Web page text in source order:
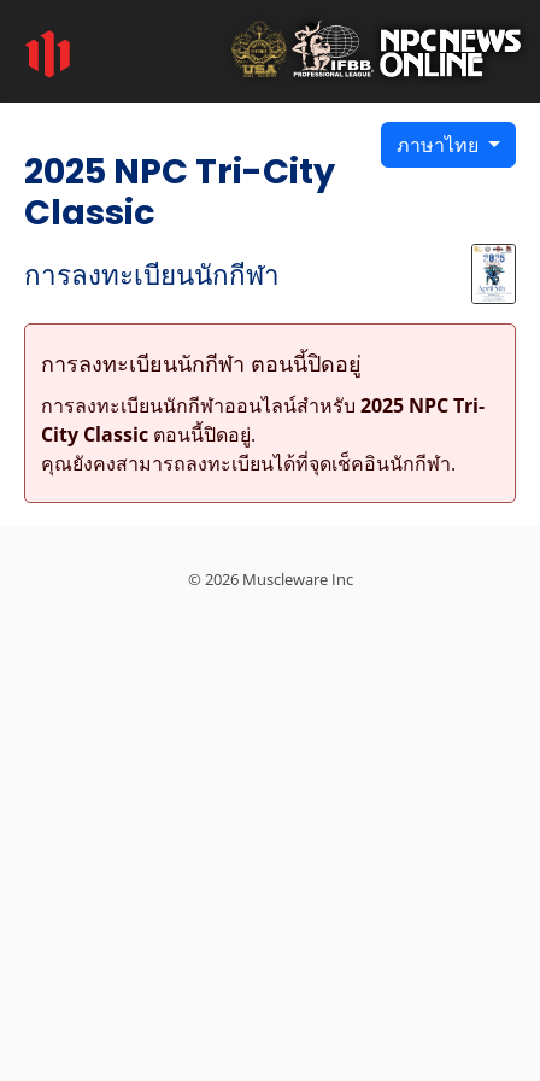
ภาษาไทย
2025 NPC Tri-City
Classic
การลงทะเบียนนักกีฬา
การลงทะเบียนนักกีฬา ตอนนี้ปิดอยู่
การลงทะเบียนนักกีฬาออนไลน์สำหรับ 2025 NPC Tri-
City Classicตอนนี้ปิดอยู่.
คุณยังคงสามารถลงทะเบียนได้ที่จุดเช็คอินนักกีฬา.
© 2026 Muscleware Inc